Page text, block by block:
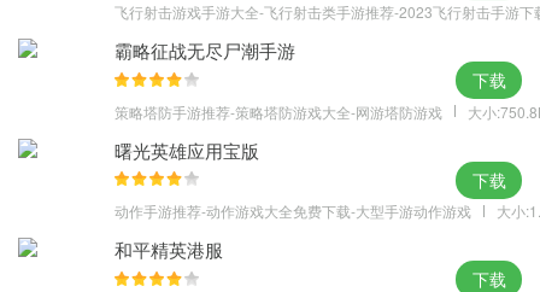
飞行射击游戏手游大全-飞行射击类手游推荐-2023飞行射击手游下
霸略征战无尽尸潮手游
策略塔防手游推荐-策略塔防游戏大全-网游塔防游戏 大小
下载
曙光英雄应用宝版
动作手游推荐-动作游戏大全免费下载-大型手游动作游戏 大小
下载
和平精英港服
下载